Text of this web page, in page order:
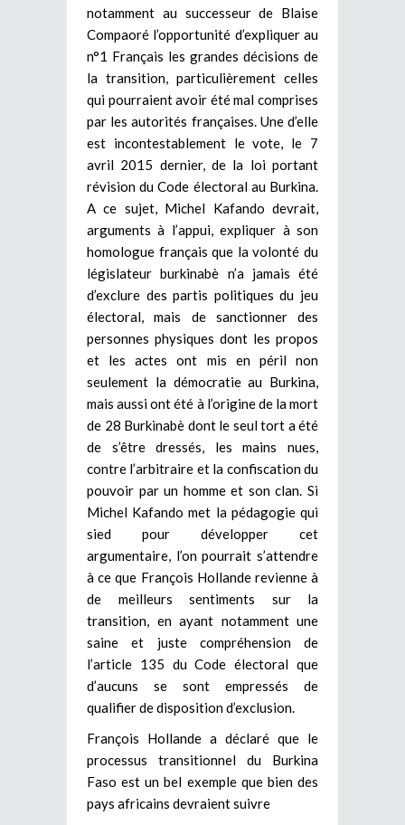
notamment au successeur de Blaise
Compaoré l’opportunité d’expliquer au
n°1 Français les grandes décisions de
la transition, particulièrement celles
qui pourraient avoir été mal comprises
par les autorités françaises. Une d’elle
est incontestablement le vote, le 7
avril 2015 dernier, de la loi portant
révision du Code électoral au Burkina.
A ce sujet, Michel Kafando devrait,
arguments à l’appui, expliquer à son
homologue français que la volonté du
législateur burkinabè n’a jamais été
d’exclure des partis politiques du jeu
électoral, mais de sanctionner des
personnes physiques dont les propos
et les actes ont mis en péril non
seulement la démocratie au Burkina,
mais aussi ont été à l’origine de la mort
de 28 Burkinabè dont le seul tort a été
de s’être dressés, les mains nues,
contre l’arbitraire et la confiscation du
pouvoir par un homme et son clan. Si
Michel Kafando met la pédagogie qui
sied pour développer cet
argumentaire, l’on pourrait s’attendre
à ce que François Hollande revienne à
de meilleurs sentiments sur la
transition, en ayant notamment une
saine et juste compréhension de
l’article 135 du Code électoral que
d’aucuns se sont empressés de
qualifier de disposition d’exclusion.
François Hollande a déclaré que le
processus transitionnel du Burkina
Faso est un bel exemple que bien des
pays africains devraient suivre